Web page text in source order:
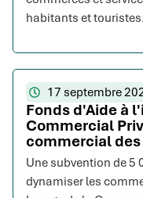
habitants et
17 septembre
Fonds d'Aide à
Commercial
commercial
Une subvention de 5
dynamiser les